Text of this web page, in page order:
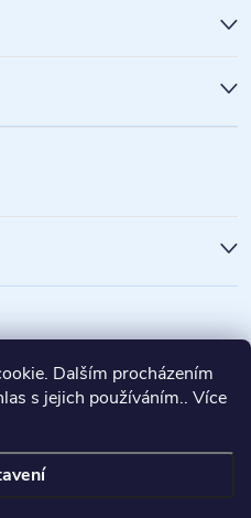
Dalším procházením
s jejich používáním.. Více